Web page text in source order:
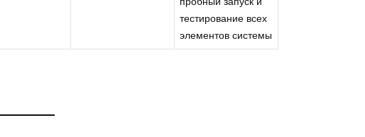
тестирование всех
элементов системы